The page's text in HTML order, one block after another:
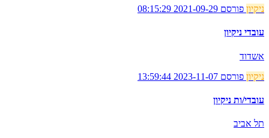
ניקיון פורסם 2021-09-29 08:15:29
עובדי ניקיון
אשדוד
ניקיון פורסם 2023-11-07 13:59:44
עובדי/ות ניקיון
תל אביב